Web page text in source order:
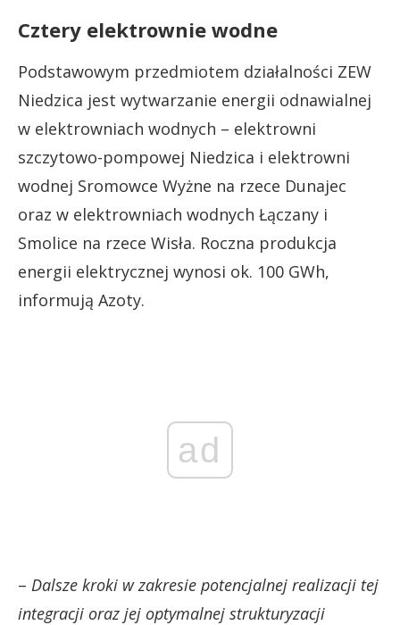
Cztery elektrownie wodne
Podstawowym przedmiotem działalności ZEW
Niedzica jest wytwarzanie energii odnawialnej
w elektrowniach wodnych – elektrowni
szczytowo-pompowej Niedzica i elektrowni
wodnej Sromowce Wyżne na rzece Dunajec
oraz w elektrowniach wodnych Łączany i
Smolice na rzece Wisła. Roczna produkcja
energii elektrycznej wynosi ok. 100 GWh,
informują Azoty.
ad
– Dalsze kroki w zakresie potencjalnej realizacji tej
integracji oraz jej optymalnej strukturyzacji